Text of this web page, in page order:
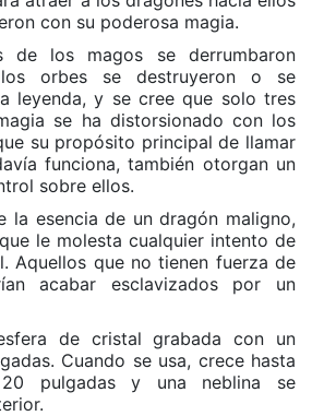
con su poderosa magia.
de los magos se derrumbaron
orbes se destruyeron o se
leyenda, y se cree que solo tres
se ha distorsionado con los
su propósito principal de llamar
funciona, también otorgan un
sobre ellos.
la esencia de un dragón maligno,
le molesta cualquier intento de
Aquellos que no tienen fuerza de
acabar esclavizados por un
de cristal grabada con un
Cuando se usa, crece hasta
pulgadas y una neblina se